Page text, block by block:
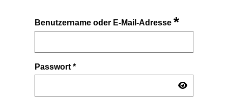
Benutzername oder E-Mail-Adresse*
Passwort*